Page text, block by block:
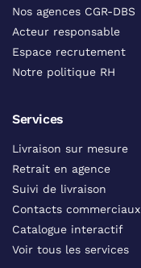
Nos agences CGR-DBS
Acteur responsable
Espace recrutement
Notre politique RH
Services
Livraison sur mesure
Retrait en agence
Suivi de livraison
Contacts commerciaux
Catalogue interactif
Voir tous les services